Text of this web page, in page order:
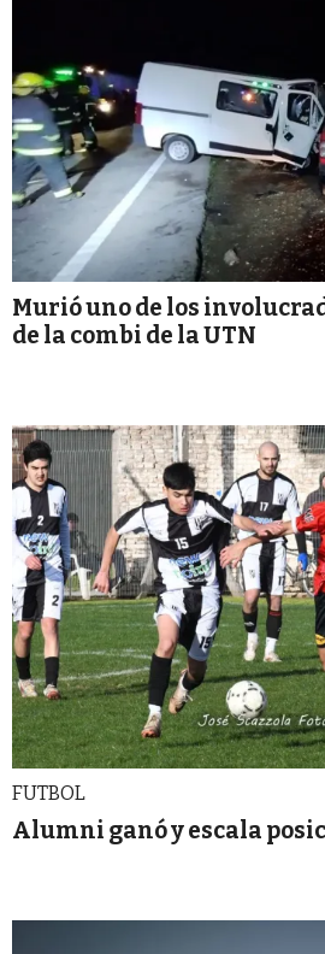
Murió uno de los
de la combi de la UTN
FUTBOL
Alumni ganó y escala